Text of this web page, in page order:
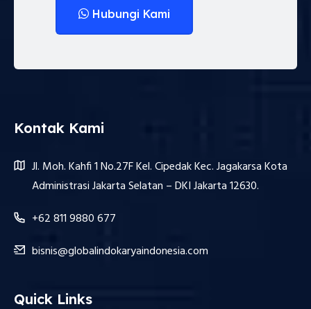
Hubungi Kami
Kontak Kami
Jl. Moh. Kahfi 1 No.27F Kel. Cipedak Kec. Jagakarsa Kota
Administrasi Jakarta Selatan – DKI Jakarta 12630.
+62 811 9880 677
bisnis@globalindokaryaindonesia.com
Quick Links